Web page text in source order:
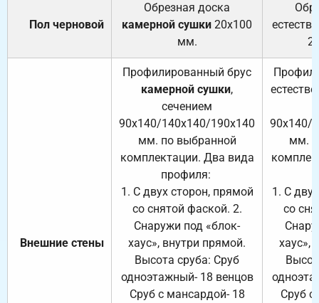
Пол черновой
Обрезная доска
камерной сушки 20х100
мм.
Внешние стены
Профилированный брус
камерной сушки,
сечением
90х140/140х140/190х140
мм. по выбранной
комплектации. Два вида
профиля:
1. С двух сторон, прямой
со снятой фаской. 2.
Снаружи под «блок-
хаус», внутри прямой.
Высота сруба: Сруб
одноэтажный- 18 венцов
Сруб с мансардой- 18
90х140/
мм.
1. С
со
хаус»,
Сруб с